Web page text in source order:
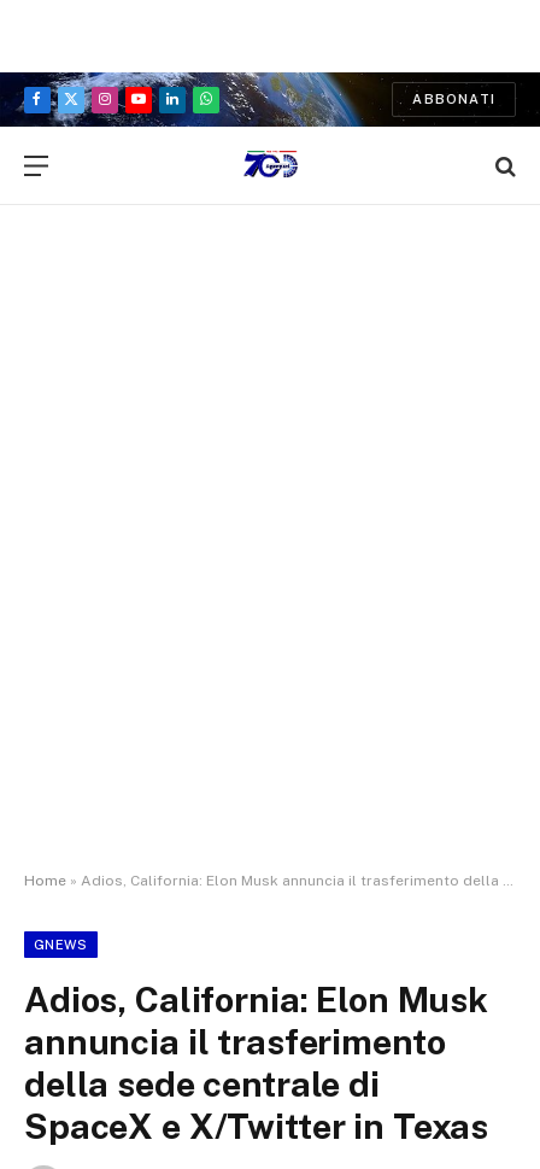
Facebook
X
Instagram
YouTubeLinkedInWhatsApp
ABBONATI
Home » Adios, California: Elon Musk annuncia il trasferimento della sede centrale di SpaceX e X/Twitter in Texas
GNEWS
Adios, California: Elon Musk
annuncia il trasferimento
della sede centrale di
SpaceX e X/Twitter in Texas